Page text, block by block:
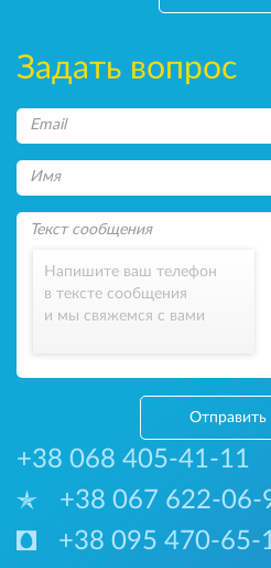
Задать вопрос
Напишите ваш телефон
в тексте сообщения
и мы свяжемся с вами
Отправить
+38 068 405-41-11
+38 067 622-06-
+38 095 470-65-